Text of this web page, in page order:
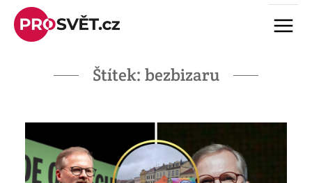
Skip
content
Menu
Štítek: bezbizaru